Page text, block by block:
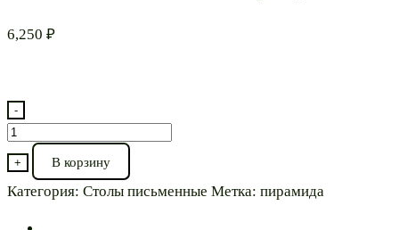
6,250 ₽
-
Количество
товара
Письменный
стол
+ В корзину
Категория: Столы письменные Метка: пирамида